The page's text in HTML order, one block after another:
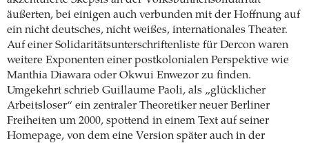
äußerten, bei einigen auch verbunden mit der Hoffnung auf
ein nicht deutsches, nicht weißes, internationales Theater.
Auf einer Solidaritätsunterschriftenliste für Dercon waren
weitere Exponenten einer postkolonialen Perspektive wie
Manthia Diawara oder Okwui Enwezor zu finden.
Umgekehrt schrieb Guillaume Paoli, als „glücklicher
Arbeitsloser“ ein zentraler Theoretiker neuer Berliner
Freiheiten um 2000, spottend in einem Text auf seiner
Homepage, von dem eine Version später auch in der